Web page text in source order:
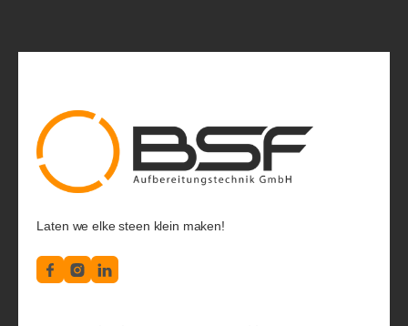
Laten we elke steen klein maken!